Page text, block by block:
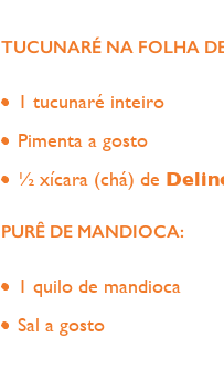
TUCUNARÉ NA FOLHA
1 tucunaré inteiro
Pimenta a gosto
½ xícara (chá) de
PURÊ DE MANDIOCA:
1 quilo de mandioca
Sal a gosto